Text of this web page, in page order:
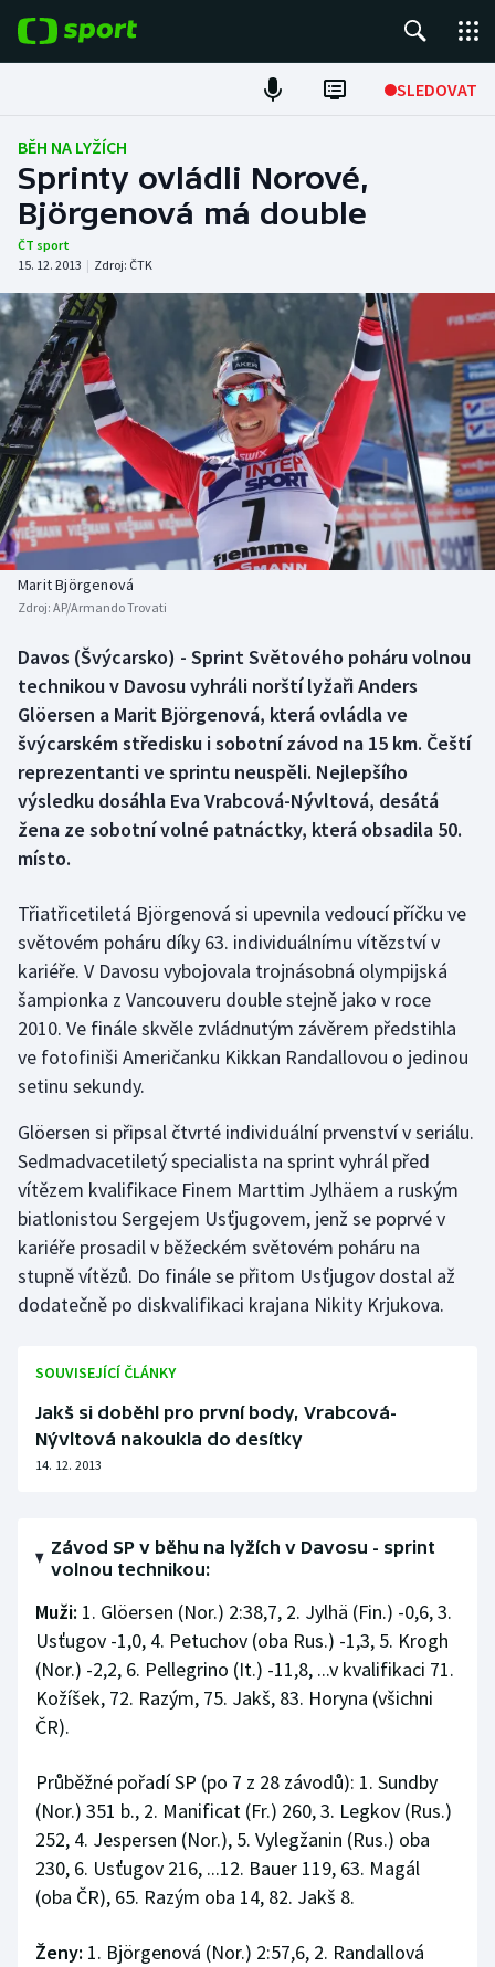
SLEDOVAT
Fotbal
Hokej
Tenis
Atletika
Cyklistika
DALŠÍ SPORTY
Americký fotbal
Baseball a softbal
Basketbal
Biatlon
Boby a skeleton
Box
Curling
Dostihy
Futsal
Golf
Gymnastika
Házená
Judo
Krasobruslení
Lezení
Lyže a snowboard
Moderní pětiboj
Motorsport
Parasport
Plavání
Plážový volejbal
Ragby
Rychlobruslení
Rychlostní kanoistika
Short track
Sportovní střelba
NEPŘEHLÉDNĚTE
Soutěže
Historické návraty
Aplikace ČT sport
AZ kvíz
BĚH NA LYŽÍCH
Sprinty ovládli Norové,
Björgenová má double
ČT sport
15. 12. 2013 | Zdroj: ČTK
Marit Björgenová
Zdroj: AP/Armando Trovati
Davos (Švýcarsko) - Sprint Světového poháru volnou
technikou v Davosu vyhráli norští lyžaři Anders
Glöersen a Marit Björgenová, která ovládla ve
švýcarském středisku i sobotní závod na 15 km. Čeští
reprezentanti ve sprintu neuspěli. Nejlepšího
výsledku dosáhla Eva Vrabcová-Nývltová, desátá
žena ze sobotní volné patnáctky, která obsadila 50.
místo.
Třiatřicetiletá Björgenová si upevnila vedoucí příčku ve
světovém poháru díky 63. individuálnímu vítězství v
kariéře. V Davosu vybojovala trojnásobná olympijská
šampionka z Vancouveru double stejně jako v roce
2010. Ve finále skvěle zvládnutým závěrem předstihla
ve fotofiniši Američanku Kikkan Randallovou o jedinou
setinu sekundy.
Glöersen si připsal čtvrté individuální prvenství v seriálu.
Sedmadvacetiletý specialista na sprint vyhrál před
vítězem kvalifikace Finem Marttim Jylhäem a ruským
biatlonistou Sergejem Usťjugovem, jenž se poprvé v
kariéře prosadil v běžeckém světovém poháru na
stupně vítězů. Do finále se přitom Usťjugov dostal až
dodatečně po diskvalifikaci krajana Nikity Krjukova.
SOUVISEJÍCÍ ČLÁNKY
Jakš si doběhl pro první body, Vrabcová-
Nývltová nakoukla do desítky
14. 12. 2013
Závod SP v běhu na lyžích v Davosu - sprint
volnou technikou:
Muži: 1. Glöersen (Nor.) 2:38,7, 2. Jylhä (Fin.) -0,6, 3.
Usťugov -1,0, 4. Petuchov (oba Rus.) -1,3, 5. Krogh
(Nor.) -2,2, 6. Pellegrino (It.) -11,8, ...v kvalifikaci 71.
Kožíšek, 72. Razým, 75. Jakš, 83. Horyna (všichni
ČR).
Průběžné pořadí SP (po 7 z 28 závodů): 1. Sundby
(Nor.) 351 b., 2. Manificat (Fr.) 260, 3. Legkov (Rus.)
252, 4. Jespersen (Nor.), 5. Vylegžanin (Rus.) oba
230, 6. Usťugov 216, ...12. Bauer 119, 63. Magál
(oba ČR), 65. Razým oba 14, 82. Jakš 8.
Ženy: 1. Björgenová (Nor.) 2:57,6, 2. Randallová